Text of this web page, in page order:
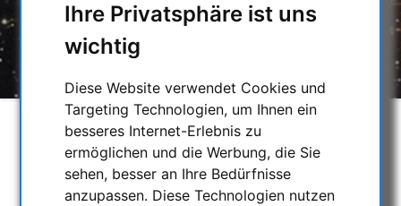
Ihre Privatsphäre ist uns
wichtig
Diese Website verwendet Cookies und
Targeting Technologien, um Ihnen ein
besseres Internet-Erlebnis zu
ermöglichen und die Werbung, die Sie
sehen, besser an Ihre Bedürfnisse
anzupassen. Diese Technologien nutzen
ADAPTER / M63 ADAPTER
/
ADAPTER FÜR M63-APM-RICCARDI APO-
REDUCER AUF M48-GEWINDE